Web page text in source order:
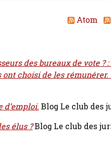
Atom
des bureaux de vote ?
choisi de les
d’emploi. Blog Le club des
élus ?Blog Le club des